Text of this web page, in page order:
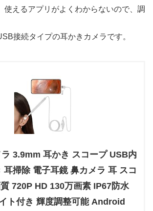
使えるアプリがよくわからないので、調
接続タイプの耳かきカメラです。
3.9mm 耳かき スコープ USB内
耳掃除 電子耳鏡 鼻カメラ 耳 スコ
720P HD 130万画素 IP67防水
ト付き 輝度調整可能 Android